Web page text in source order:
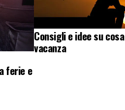
ferie e
Consigli e idee su
vacanza